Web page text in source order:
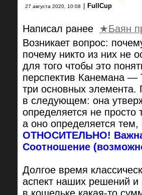
27 августа 2020, 10:08 FullCup
Написал ранее ★Баян
Возникает вопрос:
почему никто из них не
для того чтобы это
перспектив Канемана —
три основных элемента.
в следующем: она
определяется не
а оно определяется
ОТНОСИТЕЛЬНО! Важна
Соотношение
Долгое время
аспект наших решений и